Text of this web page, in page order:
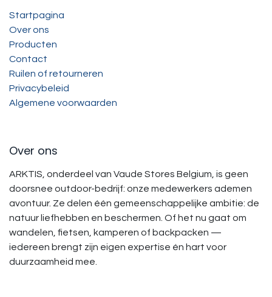
Startpagina
Over ons
Producten
Contact
Ruilen of retourneren
Privacybeleid
Algemene voorwaarden
Over ons
ARKTIS, onderdeel van Vaude Stores Belgium, is geen
doorsnee outdoor-bedrijf: onze medewerkers ademen
avontuur. Ze delen één gemeenschappelijke ambitie: de
natuur liefhebben en beschermen. Of het nu gaat om
wandelen, fietsen, kamperen of backpacken —
iedereen brengt zijn eigen expertise én hart voor
duurzaamheid mee.